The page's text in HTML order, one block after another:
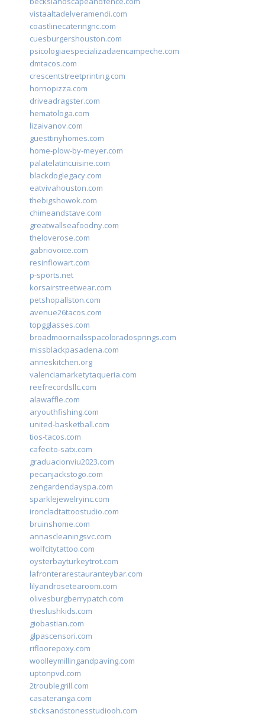
vistaaltadelveramendi.com
coastlinecateringnc.com
cuesburgershouston.com
psicologiaespecializadaencampeche.com
dmtacos.com
crescentstreetprinting.com
hornopizza.com
driveadragster.com
hematologa.com
lizaivanov.com
guesttinyhomes.com
home-plow-by-meyer.com
palatelatincuisine.com
blackdoglegacy.com
eatvivahouston.com
thebigshowok.com
chimeandstave.com
greatwallseafoodny.com
theloverose.com
gabriovoice.com
resinflowart.com
p-sports.net
korsairstreetwear.com
petshopallston.com
avenue26tacos.com
topgglasses.com
broadmoornailsspacoloradosprings.com
missblackpasadena.com
anneskitchen.org
valenciamarketytaqueria.com
reefrecordsllc.com
alawaffle.com
aryouthfishing.com
united-basketball.com
tios-tacos.com
cafecito-satx.com
graduacionviu2023.com
pecanjackstogo.com
zengardendayspa.com
sparklejewelryinc.com
ironcladtattoostudio.com
bruinshome.com
annascleaningsvc.com
wolfcitytattoo.com
oysterbayturkeytrot.com
lafronterarestauranteybar.com
lilyandrosetearoom.com
olivesburgberrypatch.com
theslushkids.com
giobastian.com
glpascensori.com
rifloorepoxy.com
woolleymillingandpaving.com
uptonpvd.com
2troublegrill.com
casateranga.com
sticksandstonesstudiooh.com